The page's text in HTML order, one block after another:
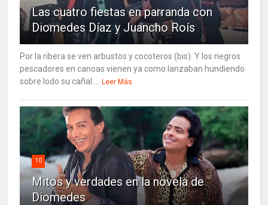
Las cuatro fiestas en parranda con
Diomedes Díaz y Juancho Roís
Por la ribera se ven arbustos y cocoteros (bis). Y los negros
pescadores en canoas vienen ya como lanzaban hundiendo
sobre lodo su cañal....
Leer Más
10
Mitos y verdades en la novela de
Diomedes